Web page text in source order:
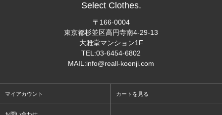
Select Clothes.
〒166-0004
東京都杉並区高円寺南4-29-13
大雅堂マンション1F
TEL:03-6454-6802
MAIL:info@reall-koenji.com
マイアカウント カートを見る